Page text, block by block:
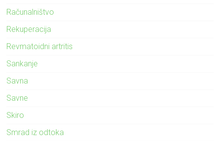
Računalništvo
Rekuperacija
Revmatoidni artritis
Sankanje
Savna
Savne
Skiro
Smrad iz odtoka